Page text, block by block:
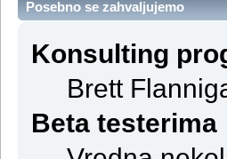
Posebno se zahvaljujemo
Konsulting
Brett
Beta testerima